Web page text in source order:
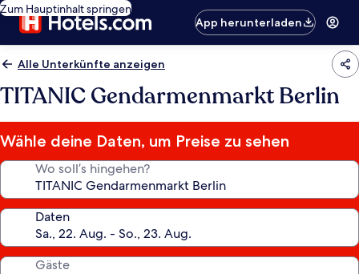
Zum Hauptinhalt springen
App herunterladen
Alle Unterkünfte anzeigen
TITANIC Gendarmenmarkt Berlin
Wähle deine Daten, um Preise zu sehen
Wo soll’s hingehen?
Daten
Gäste